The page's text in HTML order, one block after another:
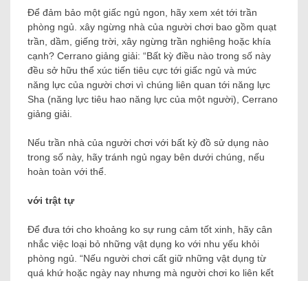
Để đảm bảo một giấc ngủ ngon, hãy xem xét tới trần
phòng ngủ. xây ngừng nhà của người chơi bao gồm quạt
trần, dầm, giếng trời, xây ngừng trần nghiêng hoặc khía
cạnh? Cerrano giảng giải: “Bất kỳ điều nào trong số này
đều sở hữu thể xúc tiến tiêu cực tới giấc ngủ và mức
năng lực của người chơi vì chúng liên quan tới năng lực
Sha (năng lực tiêu hao năng lực của một người), Cerrano
giảng giải.
Nếu trần nhà của người chơi với bất kỳ đồ sử dụng nào
trong số này, hãy tránh ngủ ngay bên dưới chúng, nếu
hoàn toàn với thể.
với trật tự
Để đưa tới cho khoảng ko sự rung cảm tốt xinh, hãy cân
nhắc việc loại bỏ những vật dụng ko với nhu yếu khỏi
phòng ngủ. “Nếu người chơi cất giữ những vật dụng từ
quá khứ hoặc ngày nay nhưng mà người chơi ko liên kết